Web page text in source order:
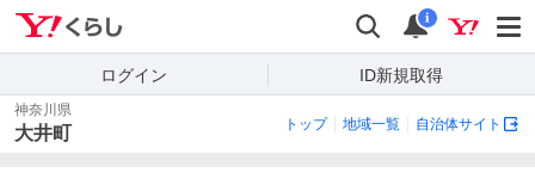
検索 通知
i
ログイン ID新規取得
神奈川県
大井町 トップ 地域一覧 自治体サイト